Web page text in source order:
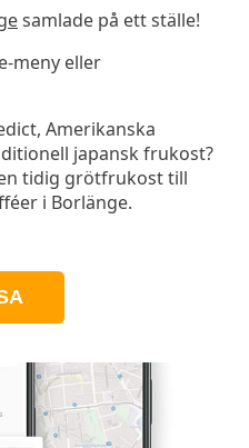
samlade på ett ställe!
meny eller
Amerikanska
japansk frukost?
tidig grötfrukost till
i Borlänge.